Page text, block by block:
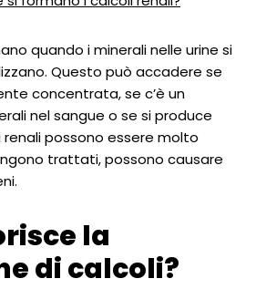
quando i minerali nelle urine si
Questo può accadere se
concentrata, se c’è un
nel sangue o se si produce
renali possono essere molto
trattati, possono causare
la
di calcoli?